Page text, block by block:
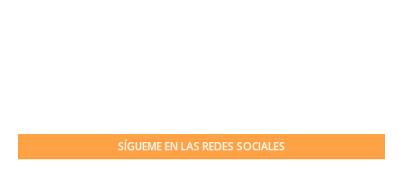
SÍGUEME EN LAS REDES SOCIALES